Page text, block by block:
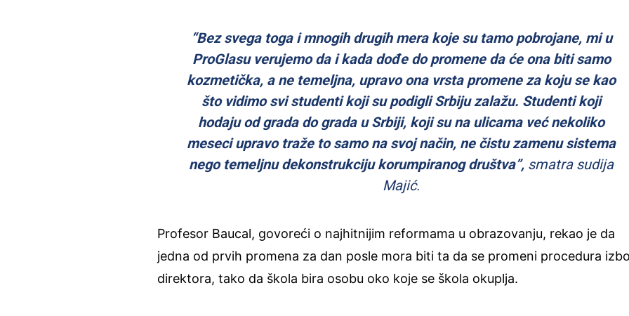
“Bez svega toga i mnogih drugih mera koje su tamo pobrojane, mi u
ProGlasu verujemo da i kada dođe do promene da će ona biti samo
kozmetička, a ne temeljna, upravo ona vrsta promene za koju se kao
što vidimo svi studenti koji su podigli Srbiju zalažu. Studenti koji
hodaju od grada do grada u Srbiji, koji su na ulicama već nekoliko
meseci upravo traže to samo na svoj način, ne čistu zamenu sistema
nego temeljnu dekonstrukciju korumpiranog društva”, smatra sudija
Majić.
Profesor Baucal, govoreći o najhitnijim reformama u obrazovanju, rekao je da
jedna od prvih promena za dan posle mora biti ta da se promeni procedura
direktora, tako da škola bira osobu oko koje se škola okuplja.